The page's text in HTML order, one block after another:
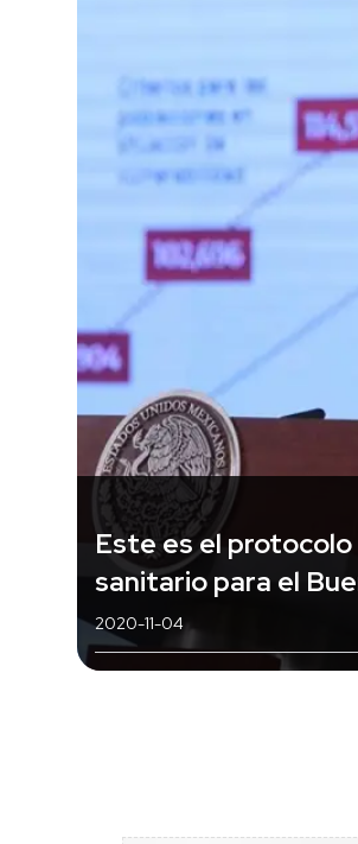
Este es el protocolo
sanitario para el
2020-11-04